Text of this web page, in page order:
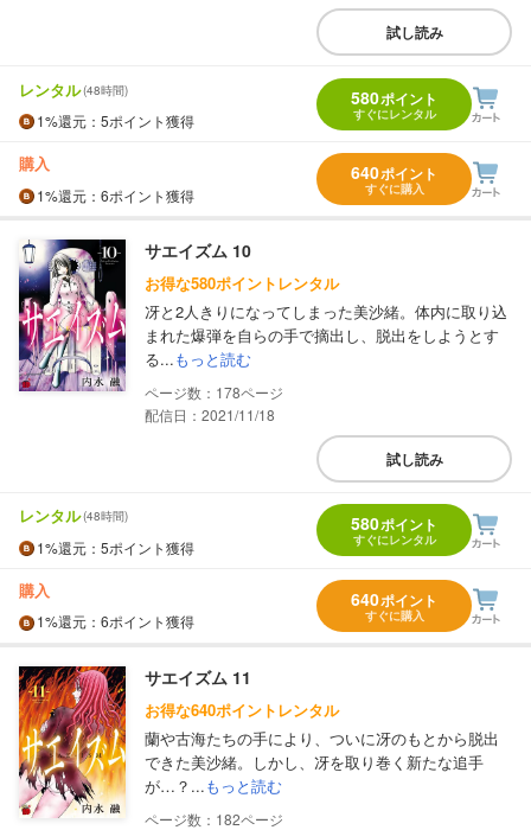
試し読み
レンタル(48時間)
1%還元 ：5ポイント獲得
580ポイント
すぐにレンタル
購入
1%還元 ：6ポイント獲得
640ポイント
すぐに購入
サエイズム 10
お得な580ポイントレンタル
冴と2人きりになってしまった美沙緒。体内に取り込
まれた爆弾を自らの手で摘出し、脱出をしようとす
る...もっと読む
178
配信日：2021/11/18
試し読み
レンタル(48時間)
1%還元 ：5ポイント獲得
580ポイント
すぐにレンタル
購入
1%還元 ：6ポイント獲得
640ポイント
すぐに購入
サエイズム 11
お得な640ポイントレンタル
蘭や古海たちの手により、ついに冴のもとから脱出
できた美沙緒。しかし、冴を取り巻く新たな追手
が…？...もっと読む
182